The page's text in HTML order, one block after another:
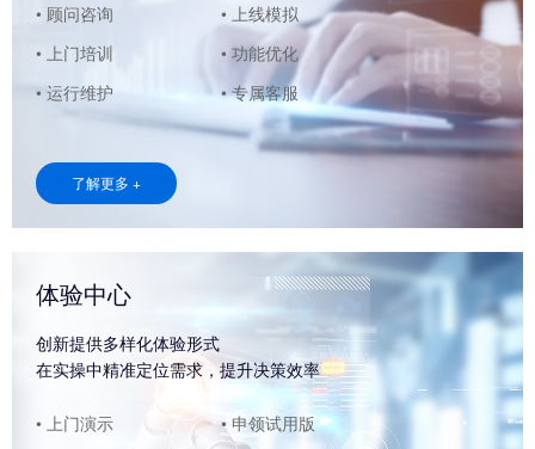
• 顾问咨询
• 上线模拟
• 上门培训
• 功能优化
• 运行维护
• 专属客服
了解更多 +
体验中心
创新提供多样化体验形式
在实操中精准定位需求，提升决策效率
• 上门演示
• 申领试用版